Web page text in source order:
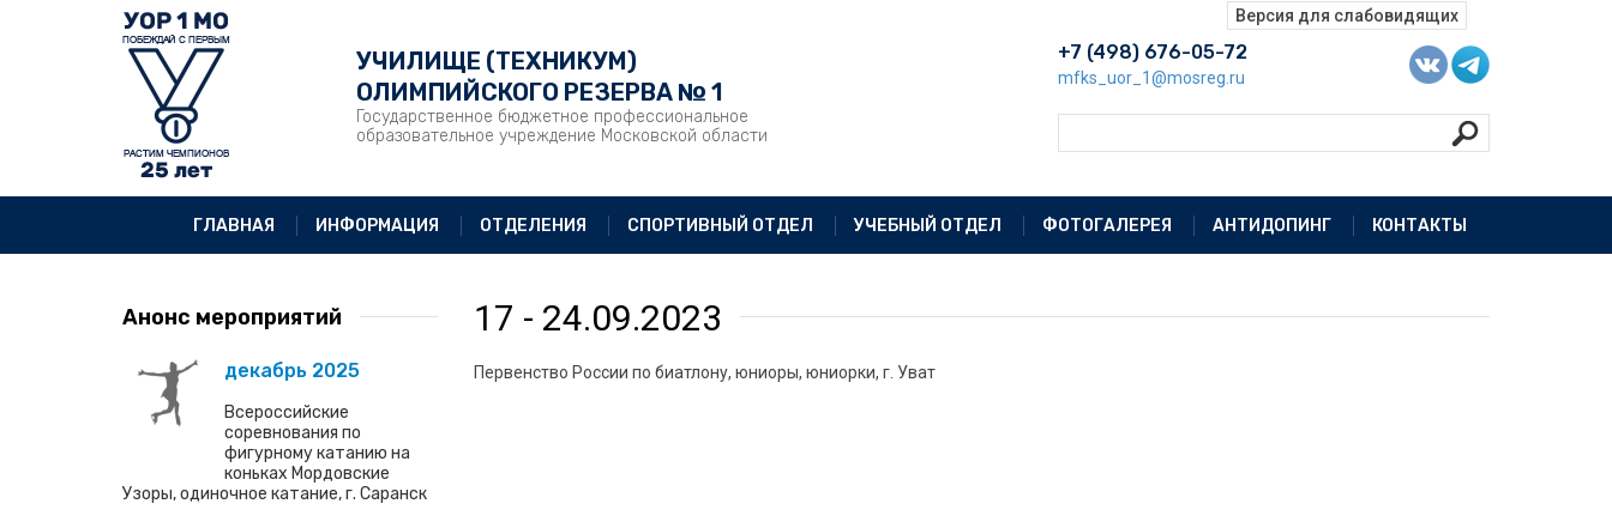
УЧИЛИЩЕ (ТЕХНИКУМ)
ОЛИМПИЙСКОГО РЕЗЕРВА № 1
Государственное бюджетное профессиональное
образовательное учреждение Московской области
+7 (498) 676-05-72
mfks_uor_1@mosreg.ru
ГЛАВНАЯ ИНФОРМАЦИЯ ОТДЕЛЕНИЯ СПОРТИВНЫЙ ОТДЕЛ УЧЕБНЫЙ ОТДЕЛ ФОТОГАЛЕРЕЯ АНТИДОПИНГ КОНТАКТЫ
Анонс мероприятий
декабрь 2025
Всероссийские
соревнования по
фигурному катанию на
коньках Мордовские
Узоры, одиночное катание, г. Саранск
17 - 24.09.2023
Первенство России по биатлону, юниоры, юниорки, г. Уват